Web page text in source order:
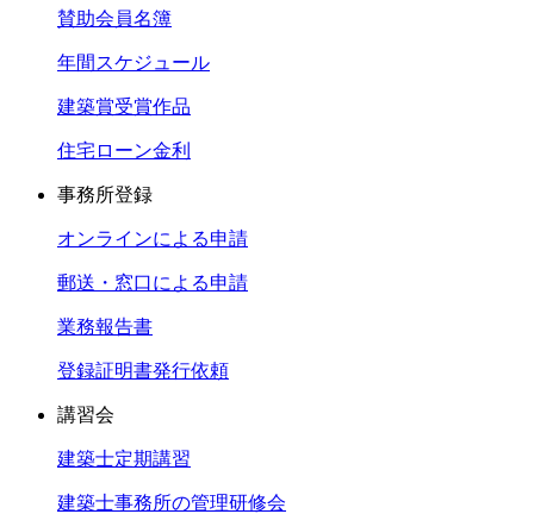
賛助会員名簿
年間スケジュール
建築賞受賞作品
住宅ローン金利
事務所登録
オンラインによる申請
郵送・窓口による申請
業務報告書
登録証明書発行依頼
講習会
建築士定期講習
建築士事務所の管理研修会